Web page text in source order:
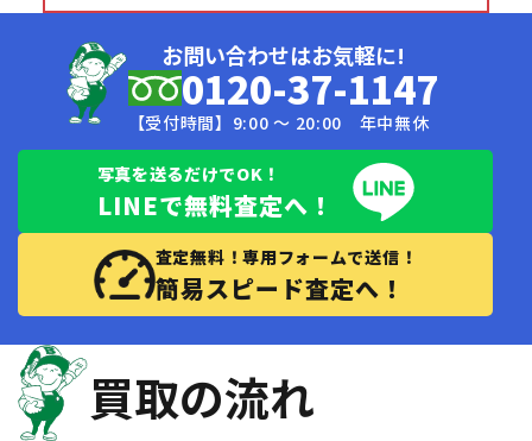
お問い合わせはお気軽に!
0120-37-1147
【受付時間】9:00 〜 20:00 年中無休
写真を送るだけでOK！
LINEで無料査定へ！
査定無料！専用フォームで送信！
簡易スピード査定へ！
買取の流れ